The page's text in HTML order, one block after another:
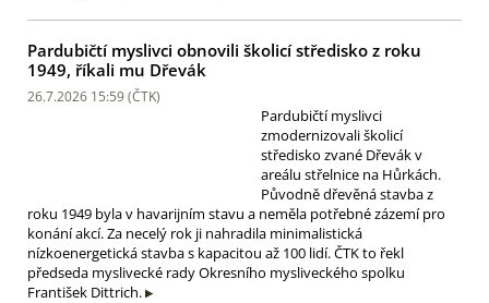
Pardubičtí myslivci obnovili školicí středisko z roku
1949, říkali mu Dřevák
26.7.2026 15:59 (ČTK)
Pardubičtí myslivci
zmodernizovali školicí
středisko zvané Dřevák v
areálu střelnice na Hůrkách.
Původně dřevěná stavba z
roku 1949 byla v havarijním stavu a neměla potřebné zázemí pro
konání akcí. Za necelý rok ji nahradila minimalistická
nízkoenergetická stavba s kapacitou až 100 lidí. ČTK to řekl
předseda myslivecké rady Okresního mysliveckého spolku
František Dittrich.